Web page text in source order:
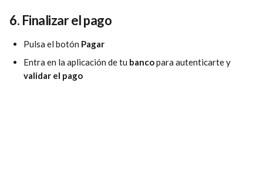
6. Finalizar el pago
Pulsa el botón Pagar
Entra en la aplicación de tu banco para autenticarte y
validar el pago